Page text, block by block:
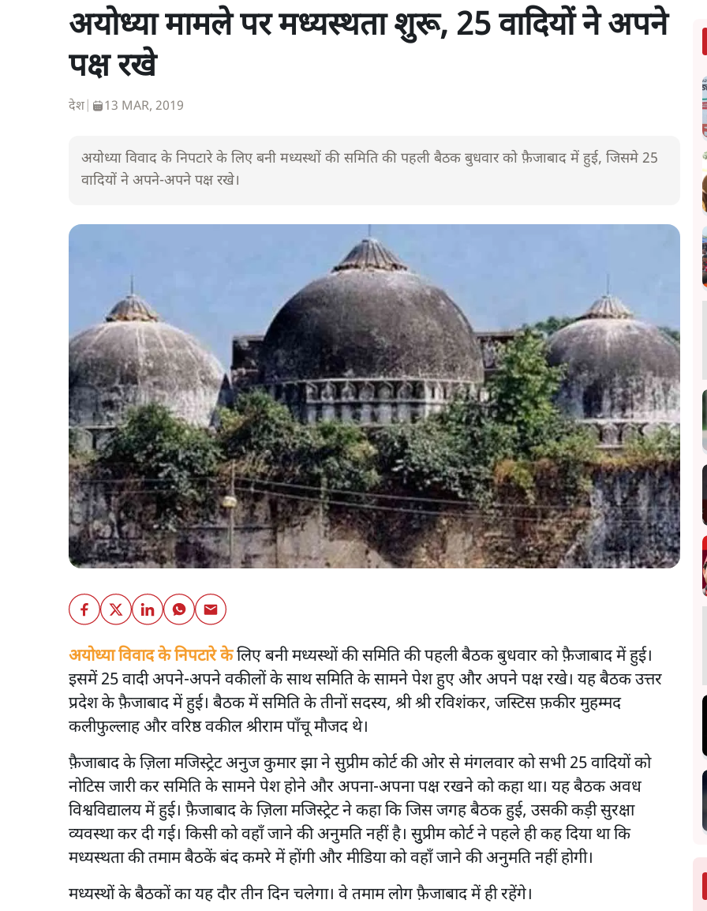
अयोध्या मामले पर मध्यस्थता शुरू, 25 वादियों ने अपने
पक्ष रखे
देश 13 MAR, 2019
अयोध्या विवाद के निपटारे के लिए बनी मध्यस्थों की समिति की पहली बैठक बुधवार को फ़ैजाबाद में हुई, जिसमे 25
वादियों ने अपने-अपने पक्ष रखे।
अयोध्या विवाद के निपटारे केलिए बनी मध्यस्थों की समिति की पहली बैठक बुधवार को फ़ैजाबाद में हुई।
इसमें 25 वादी अपने-अपने वकीलों के साथ समिति के सामने पेश हुए और अपने पक्ष रखे। यह बैठक उत्तर
प्रदेश के फ़ैजाबाद में हुई। बैठक में समिति के तीनों सदस्य, श्री श्री रविशंकर, जस्टिस फ़कीर मुहम्मद
कलीफुल्लाह और वरिष्ठ वकील श्रीराम पाँचू मौजद थे।
फ़ैजाबाद के ज़िला मजिस्ट्रेट अनुज कुमार झा ने सुप्रीम कोर्ट की ओर से मंगलवार को सभी 25 वादियों को
नोटिस जारी कर समिति के सामने पेश होने और अपना-अपना पक्ष रखने को कहा था। यह बैठक अवध
विश्वविद्यालय में हुई। फ़ैजाबाद के ज़िला मजिस्ट्रेट ने कहा कि जिस जगह बैठक हुई, उसकी कड़ी सुरक्षा
व्यवस्था कर दी गई। किसी को वहाँ जाने की अनुमति नहीं है। सुुप्रीम कोर्ट ने पहले ही कह दिया था कि
मध्यस्थता की तमाम बैठकें बंद कमरे में होंगी और मीडिया को वहाँ जाने की अनुमति नहीं होगी।
मध्यस्थों के बैठकों का यह दौर तीन दिन चलेगा। वे तमाम लोग फ़ैजाबाद में ही रहेंगे।